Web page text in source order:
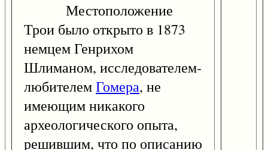
Местоположение
Трои было открыто в 1873
немцем Генрихом
Шлиманом, исследователем-
любителемГомера, не
имеющим никакого
археологического опыта,
решившим, что по описанию